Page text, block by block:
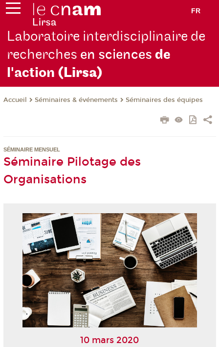
FR
Laboratoire interdisciplinaire de
recherches en sciencesde
l'action (Lirsa)
Accueil Séminaires & événements Séminaires des équipes
SÉMINAIRE MENSUEL
Séminaire Pilotage des
Organisations
10 mars 2020